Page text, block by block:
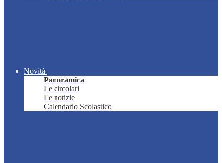
Novità
Panoramica
Le circolari
Le notizie
Calendario Scolastico